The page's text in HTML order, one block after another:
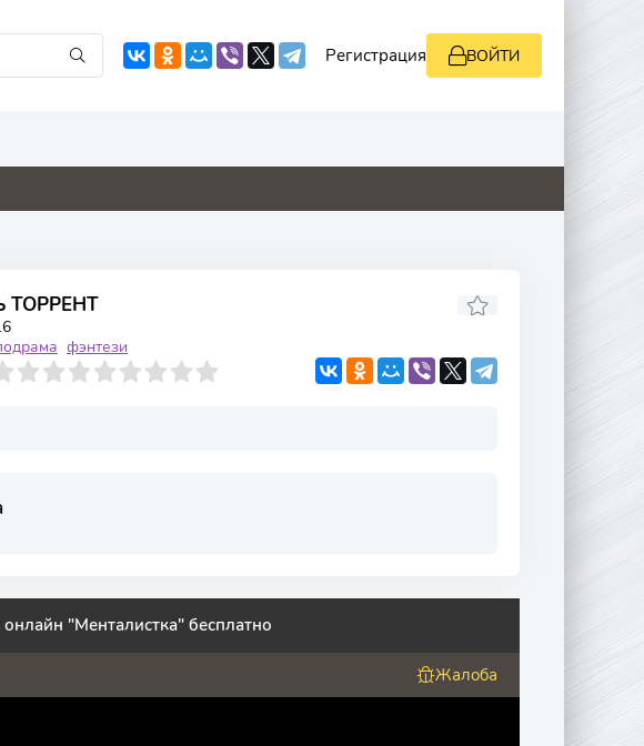
Регистрация ВОЙТИ
0 5.1 0 0 0
ТОРРЕНТ
фэнтези
7 8 9 10
онлайн "Менталистка" бесплатно
Жалоба